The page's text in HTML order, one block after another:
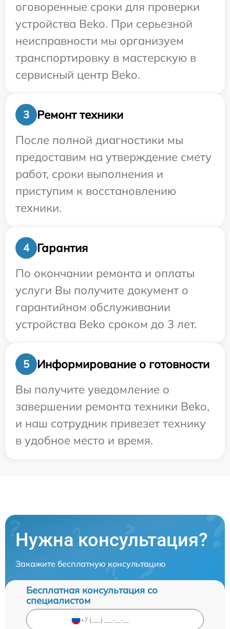
оговоренные сроки для проверки
устройства Beko. При серьезной
неисправности мы организуем
транспортировку в мастерскую в
сервисный центр Beko.
3
Ремонт техники
После полной диагностики мы
предоставим на утверждение смету
работ, сроки выполнения и
приступим к восстановлению
техники.
4
Гарантия
По окончании ремонта и оплаты
услуги Вы получите документ о
гарантийном обслуживании
устройства Beko сроком до 3 лет.
5
Информирование о готовности
Вы получите уведомление о
завершении ремонта техники Beko,
и наш сотрудник привезет технику
в удобное место и время.
Нужна консультация?
Закажите бесплатную консультацию
Бесплатная консультация со
специалистом